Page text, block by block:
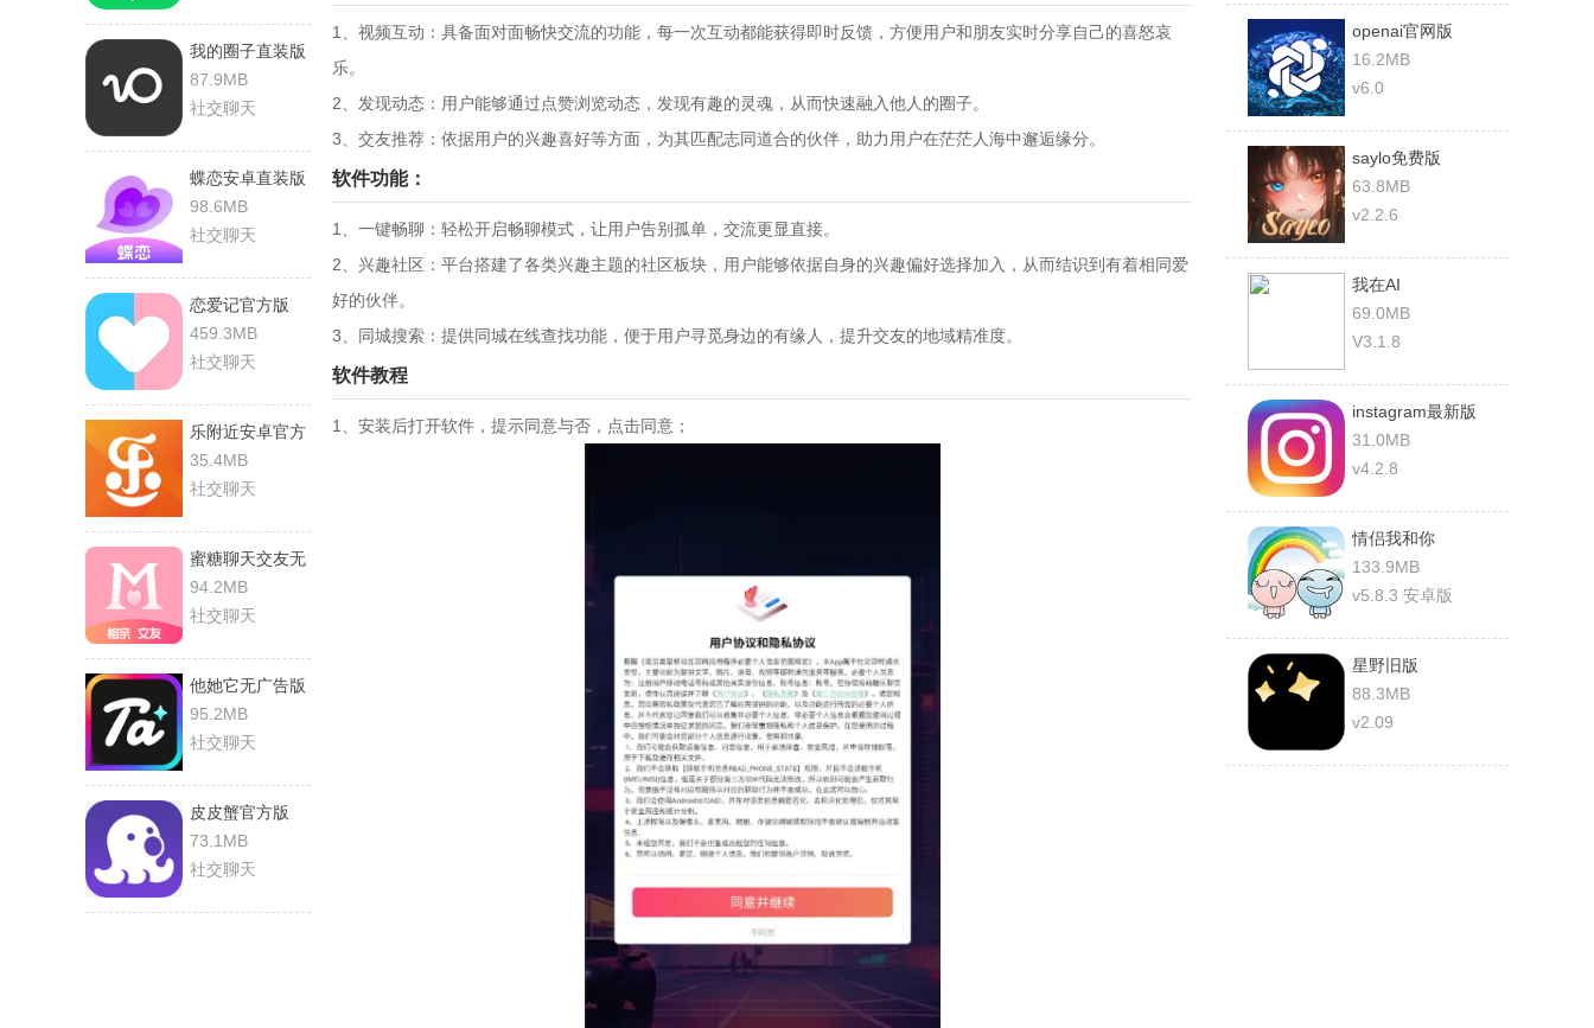
我的圈子直装版
87.9MB
社交聊天
蝶恋安卓直装版
98.6MB
社交聊天
恋爱记官方版
459.3MB
社交聊天
乐附近安卓官方
版
35.4MB
社交聊天
蜜糖聊天交友无
广告版
94.2MB
社交聊天
他她它无广告版
95.2MB
社交聊天
皮皮蟹官方版
73.1MB
社交聊天
1、视频互动：具备面对面畅快交流的功能，每一次互动都能获得即时反馈，方便用户和朋友实时分享自己的喜怒哀
乐。
2、发现动态：用户能够通过点赞浏览动态，发现有趣的灵魂，从而快速融入他人的圈子。
3、交友推荐：依据用户的兴趣喜好等方面，为其匹配志同道合的伙伴，助力用户在茫茫人海中邂逅缘分。
软件功能：
1、一键畅聊：轻松开启畅聊模式，让用户告别孤单，交流更显直接。
2、兴趣社区：平台搭建了各类兴趣主题的社区板块，用户能够依据自身的兴趣偏好选择加入，从而结识到有着相同爱
好的伙伴。
3、同城搜索：提供同城在线查找功能，便于用户寻觅身边的有缘人，提升交友的地域精准度。
软件教程
1、安装后打开软件，提示同意与否，点击同意；
openai官网版
16.2MB
v6.0
saylo免费版
63.8MB
v2.2.6
我在AI
69.0MB
V3.1.8
instagram最新版
2025
31.0MB
v4.2.8
情侣我和你
133.9MB
v5.8.3 安卓版
星野旧版
88.3MB
v2.09